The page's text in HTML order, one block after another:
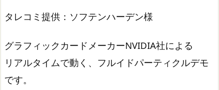
タレコミ提供：ソフテンハーデン様
グラフィックカードメーカーNVIDIA社による
リアルタイムで動く、フルイドパーティクルデモ
です。